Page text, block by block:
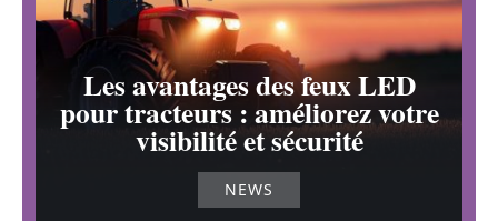
Les avantages des feux LED
pour tracteurs : améliorez votre
visibilité et sécurité
NEWS